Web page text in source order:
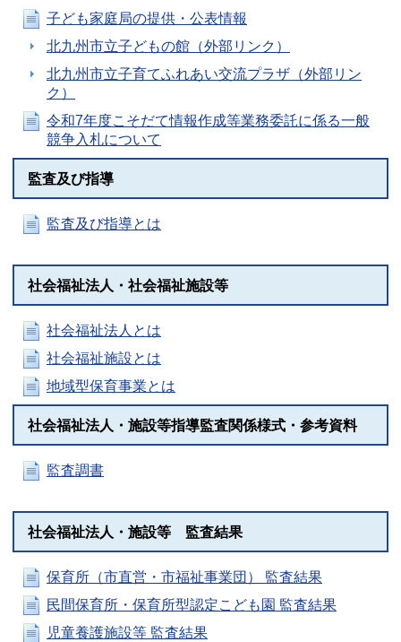
子ども家庭局の提供・公表情報
北九州市立子どもの館（外部リンク）
北九州市立子育てふれあい交流プラザ（外部リン
ク）
令和7年度こそだて情報作成等業務委託に係る一般
競争入札について
監査及び指導
監査及び指導とは
社会福祉法人・社会福祉施設等
社会福祉法人とは
社会福祉施設とは
地域型保育事業とは
社会福祉法人・施設等指導監査関係様式・参考資料
監査調書
社会福祉法人・施設等 監査結果
保育所（市直営・市福祉事業団） 監査結果
民間保育所・保育所型認定こども園 監査結果
児童養護施設等 監査結果